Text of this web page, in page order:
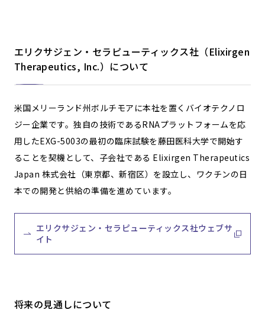
エリクサジェン・セラピューティックス社（Elixirgen
Therapeutics, Inc.）について
米国メリーランド州ボルチモアに本社を置くバイオテクノロ
ジー企業です。独自の技術であるRNAプラットフォームを応
用したEXG-5003の最初の臨床試験を藤田医科大学で開始す
ることを契機として、子会社である Elixirgen Therapeutics
Japan 株式会社（東京都、新宿区）を設立し、ワクチンの日
本での開発と供給の準備を進めています。
エリクサジェン・セラピューティックス社ウェブサ
イト
将来の見通しについて